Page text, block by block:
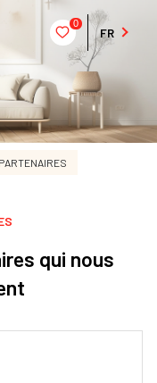
0
FR
qui nous